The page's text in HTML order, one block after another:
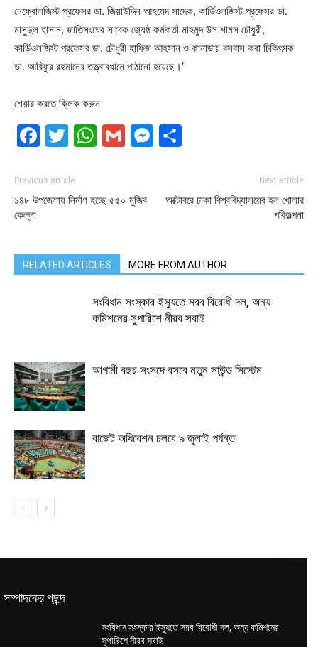
নেফ্রোলজিস্ট প্রফেসর ডা. জিয়াউদ্দিন আহমেদ সাদেক, কার্ডিওলজিস্ট প্রফেসর ডা.
মাসুদুল হাসান, জাতিসংঘের সাবেক জ্যেষ্ঠ কর্মকর্তা মাহমুদ উস শামস চৌধুরী,
কার্ডিওলজিস্ট প্রফেসর ডা. চৌধুরী হাফিজ আহসান ও কানাডায় বসবাস করা চিকিৎসক
ডা. আরিফুর রহমানের তত্ত্বাবধানে পাঠানো হয়েছে।’
শেয়ার করতে ক্লিক করুন
Facebook
Twitter
WhatsApp
GmailMessenger
Previous article
১৪৮ উপজেলায় নির্মাণ হচ্ছে ৫৫০ মুজিব
কেল্লা
Next article
অক্টোবরে ঢাকা বিশ্ববিদ্যালয়ের হল খোলার
পরিকল্পনা
RELATED ARTICLES MORE FROM AUTHOR
সংবিধান সংস্কার ইস্যুতে সরব বিরোধী দল, অন্য
কমিশনের সুপারিশে নীরব সবাই
আগামী বছর সংসদে বসবে নতুন সাউন্ড সিস্টেম
বাজেট অধিবেশন চলবে ৯ জুলাই পর্যন্ত
সম্পাদকের পছন্দ
সংবিধান সংস্কার ইস্যুতে সরব বিরোধী দল, অন্য কমিশনের
সুপারিশে নীরব সবাই